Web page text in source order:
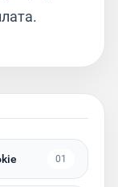
01